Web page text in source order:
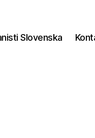
Slovenska